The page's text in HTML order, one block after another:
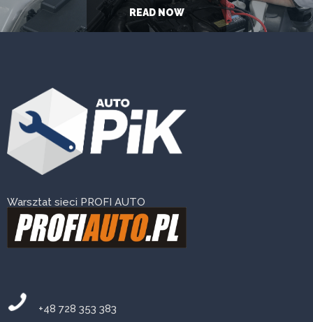
READ NOW
Warsztat sieci PROFI AUTO
+48 728 353 383